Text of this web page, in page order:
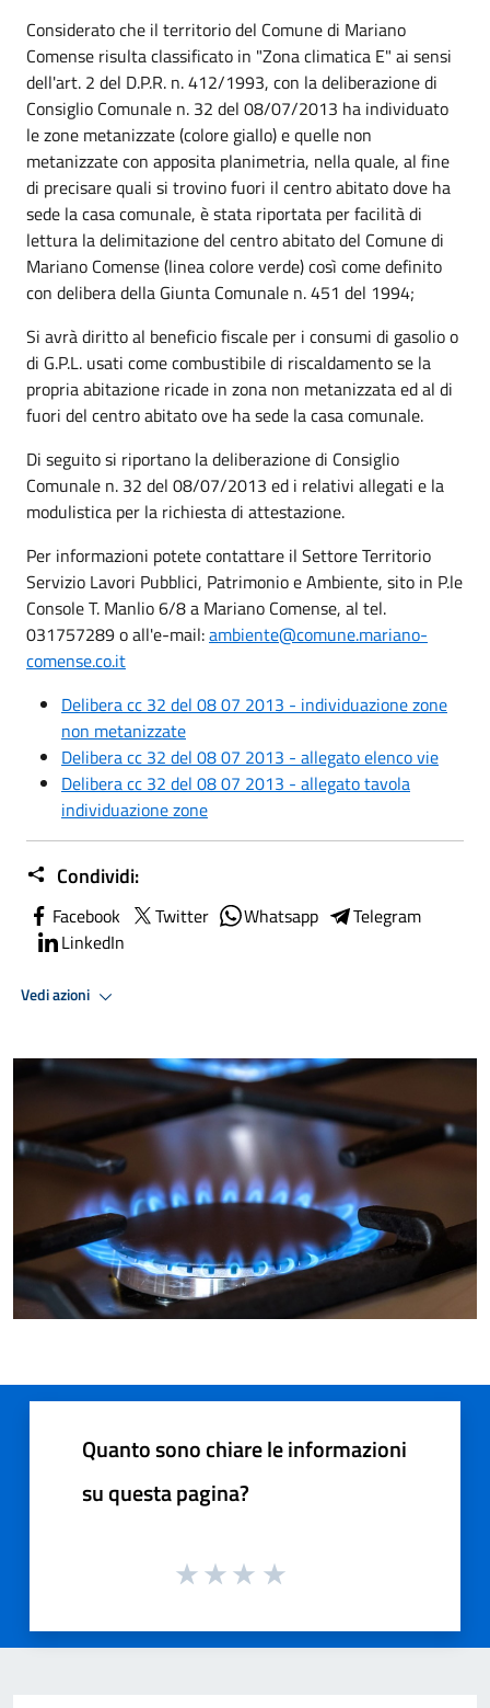
Considerato che il territorio del Comune di Mariano
Comense risulta classificato in "Zona climatica E" ai sensi
dell'art. 2 del D.P.R. n. 412/1993, con la deliberazione di
Consiglio Comunale n. 32 del 08/07/2013 ha individuato
le zone metanizzate (colore giallo) e quelle non
metanizzate con apposita planimetria, nella quale, al fine
di precisare quali si trovino fuori il centro abitato dove ha
sede la casa comunale, è stata riportata per facilità di
lettura la delimitazione del centro abitato del Comune di
Mariano Comense (linea colore verde) così come definito
con delibera della Giunta Comunale n. 451 del 1994;
Si avrà diritto al beneficio fiscale per i consumi di gasolio o
di G.P.L. usati come combustibile di riscaldamento se la
propria abitazione ricade in zona non metanizzata ed al di
fuori del centro abitato ove ha sede la casa comunale.
Di seguito si riportano la deliberazione di Consiglio
Comunale n. 32 del 08/07/2013 ed i relativi allegati e la
modulistica per la richiesta di attestazione.
Per informazioni potete contattare il Settore Territorio
Servizio Lavori Pubblici, Patrimonio e Ambiente, sito in P.le
Console T. Manlio 6/8 a Mariano Comense, al tel.
031757289 o all'e-mail:ambiente@comune.mariano-
comense.co.it
Delibera cc 32 del 08 07 2013 - individuazione zone
non metanizzate
Delibera cc 32 del 08 07 2013 - allegato elenco vie
Delibera cc 32 del 08 07 2013 - allegato tavola
individuazione zone
Condividi:
Facebook Twitter Whatsapp
Telegram
LinkedIn
Vedi azioni
Quanto sono chiare le informazioni
su questa pagina?